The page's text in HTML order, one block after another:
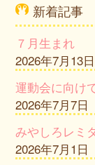
新着記事
７月生まれ
2026年7月13日
運動会に向け
2026年7月7日
みやしろレミ
2026年7月1日